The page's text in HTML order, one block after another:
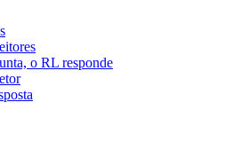
o RL responde